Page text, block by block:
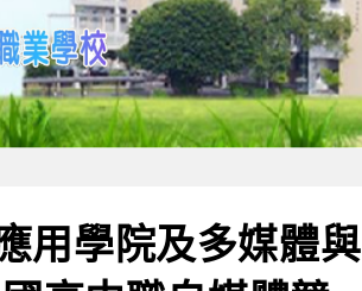
用學院及多媒體與